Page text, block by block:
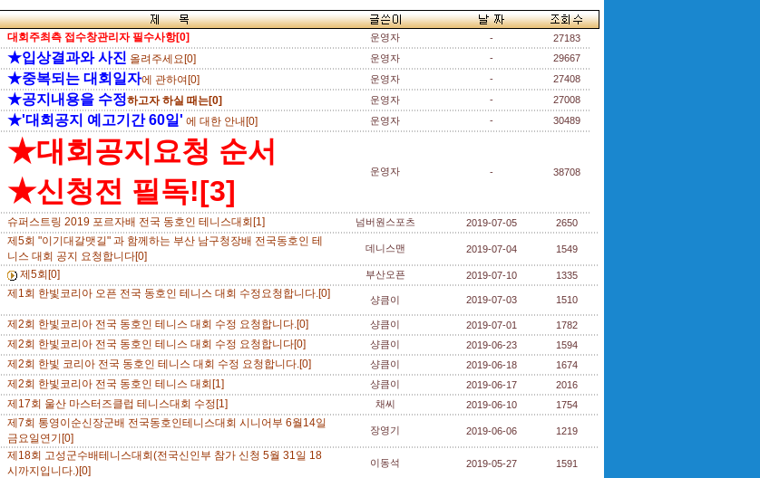
대회주최측 접수창관리자 필수사항[0] 운영자 -
27183
★입상결과와 사진 올려주세요[0] 운영자 -
29667
★중복되는 대회일자에 관하여[0] 운영자 -
27408
★공지내용을 수정하고자 하실 때는[0] 운영자 -
27008
★'대회공지 예고기간 60일' 에 대한 안내[0] 운영자 - 30489
★대회공지요청 순서
★신청전 필독![3]
운영자 - 38708
슈퍼스트링 2019 포르자배 전국 동호인 테니스대회[1] 넘버원스포츠 2019-07-05 2650
제5회 "이기대갈맷길" 과 함께하는 부산 남구청장배 전국동호인 테
니스 대회 공지 요청합니다[0]
데니스맨 2019-07-04 1549
제5회[0] 부산오픈 2019-07-10 1335
제1회 한빛코리아 오픈 전국 동호인 테니스 대회 수정요청합니다.[0] 샹큼이 2019-07-03 1510
제2회 한빛코리아 전국 동호인 테니스 대회 수정 요청합니다.[0] 샹큼이 2019-07-01
1782
제2회 한빛코리아 전국 동호인 테니스 대회 수정 요청합니다[0] 샹큼이 2019-06-23
1594
제2회 한빛 코리아 전국 동호인 테니스 대회 수정 요청합니다.[0] 샹큼이 2019-06-18
1674
제2회 한빛코리아 전국 동호인 테니스 대회[1] 샹큼이 2019-06-17
2016
제17회 울산 마스터즈클럽 테니스대회 수정[1] 채씨 2019-06-10 1754
제7회 통영이순신장군배 전국동호인테니스대회 시니어부 6월14일
금요일연기[0]
장영기 2019-06-06 1219
제18회 고성군수배테니스대회(전국신인부 참가 신청 5월 31일 18
시까지입니다.)[0]
이동석 2019-05-27 1591